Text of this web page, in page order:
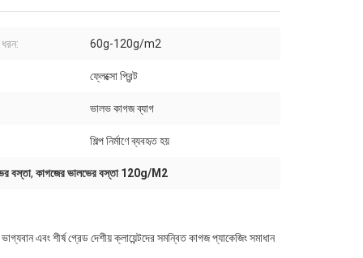
60g-120g/m2
ফ্লেক্সো প্রিন্ট
ভালভ কাগজ ব্যাগ
শিল্প নির্মাণে ব্যবহৃত হয়
বস্তা, কাগজের ভালভের বস্তা 120g/M2
এবং শীর্ষ গ্রেড দেশীয় ক্লায়েন্টদের সমন্বিত কাগজ প্যাকেজিং সমাধান